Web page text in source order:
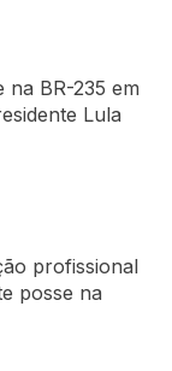
BR-235 em
Lula
profissional
posse na